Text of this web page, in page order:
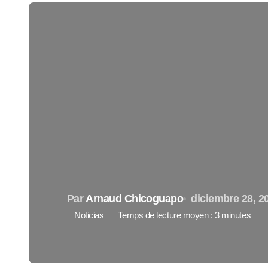
Par Arnaud Chicoguapo diciembre 28,
Noticias Temps de lecture moyen : 3 minutes